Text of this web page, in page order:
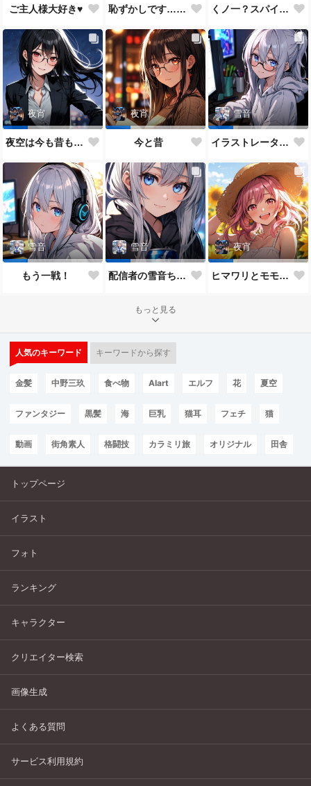
ご主人様大好き♥ 恥ずかしです…ご主人様♥ くノ一？スパイ？どっちがいいかな？
夜宵
夜空は今も昔も変わらないね♥
夜宵
今と昔
雪音
イラストレーター雪音ちゃん🎵
雪音
もう一戦！
雪音
配信者の雪音ちゃん
夜宵
ヒマワリとモモちゃん♥
もっと見る
人気のキーワード キーワードから探す
金髪 中野三玖 食べ物 AIart エルフ 花 夏空
ファンタジー 黒髪 海 巨乳 猫耳 フェチ 猫
動画 街角素人 格闘技 カラミリ旅 オリジナル 田舎
トップページ
イラスト
フォト
ランキング
キャラクター
クリエイター検索
画像生成
よくある質問
サービス利用規約